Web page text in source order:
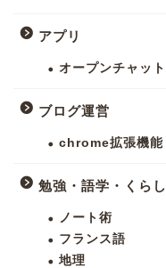
アプリ
オープンチャット
ブログ運営
chrome拡張機能
勉強・語学・くらし
ノート術
フランス語
地理